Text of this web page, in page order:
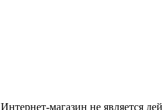
Интернет-магазин не является